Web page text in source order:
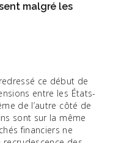
malgré les
ce début de
entre les États-
de l’autre côté de
sont sur la même
financiers ne